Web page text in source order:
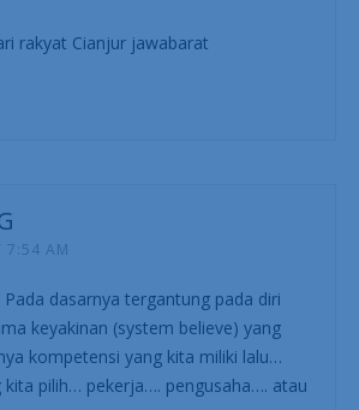
rakyat Cianjur jawabarat
7:54 AM
Pada dasarnya tergantung pada diri
keyakinan (system believe) yang
kompetensi yang kita miliki lalu…
kita pilih… pekerja…. pengusaha…. atau